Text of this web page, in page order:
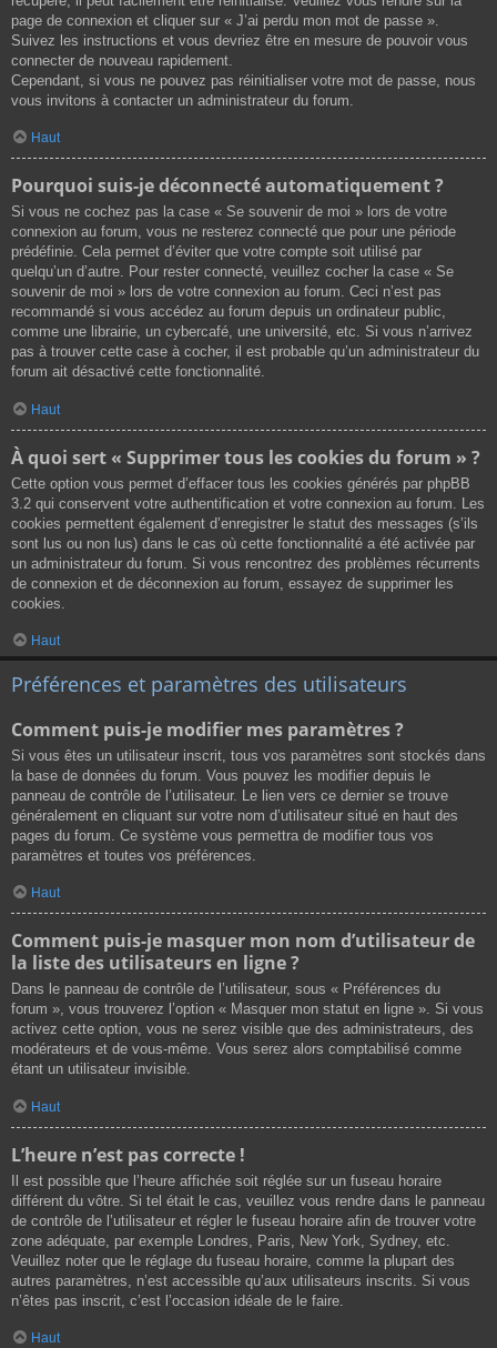
page de connexion et cliquer sur « J’ai perdu mon mot de passe ».
Suivez les instructions et vous devriez être en mesure de pouvoir vous
connecter de nouveau rapidement.
Cependant, si vous ne pouvez pas réinitialiser votre mot de passe, nous
vous invitons à contacter un administrateur du forum.
Haut
Pourquoi suis-je déconnecté automatiquement ?
Si vous ne cochez pas la case « Se souvenir de moi » lors de votre
connexion au forum, vous ne resterez connecté que pour une période
prédéfinie. Cela permet d’éviter que votre compte soit utilisé par
quelqu’un d’autre. Pour rester connecté, veuillez cocher la case « Se
souvenir de moi » lors de votre connexion au forum. Ceci n’est pas
recommandé si vous accédez au forum depuis un ordinateur public,
comme une librairie, un cybercafé, une université, etc. Si vous n’arrivez
pas à trouver cette case à cocher, il est probable qu’un administrateur du
forum ait désactivé cette fonctionnalité.
Haut
À quoi sert « Supprimer tous les cookies du forum » ?
Cette option vous permet d’effacer tous les cookies générés par phpBB
3.2 qui conservent votre authentification et votre connexion au forum. Les
cookies permettent également d’enregistrer le statut des messages (s’ils
sont lus ou non lus) dans le cas où cette fonctionnalité a été activée par
un administrateur du forum. Si vous rencontrez des problèmes récurrents
de connexion et de déconnexion au forum, essayez de supprimer les
cookies.
Haut
Préférences et paramètres des utilisateurs
Comment puis-je modifier mes paramètres ?
Si vous êtes un utilisateur inscrit, tous vos paramètres sont stockés dans
la base de données du forum. Vous pouvez les modifier depuis le
panneau de contrôle de l’utilisateur. Le lien vers ce dernier se trouve
généralement en cliquant sur votre nom d’utilisateur situé en haut des
pages du forum. Ce système vous permettra de modifier tous vos
paramètres et toutes vos préférences.
Haut
Comment puis-je masquer mon nom d’utilisateur de
la liste des utilisateurs en ligne ?
Dans le panneau de contrôle de l’utilisateur, sous « Préférences du
forum », vous trouverez l’option « Masquer mon statut en ligne ». Si vous
activez cette option, vous ne serez visible que des administrateurs, des
modérateurs et de vous-même. Vous serez alors comptabilisé comme
étant un utilisateur invisible.
Haut
L’heure n’est pas correcte !
Il est possible que l’heure affichée soit réglée sur un fuseau horaire
différent du vôtre. Si tel était le cas, veuillez vous rendre dans le panneau
de contrôle de l’utilisateur et régler le fuseau horaire afin de trouver votre
zone adéquate, par exemple Londres, Paris, New York, Sydney, etc.
Veuillez noter que le réglage du fuseau horaire, comme la plupart des
autres paramètres, n’est accessible qu’aux utilisateurs inscrits. Si vous
n’êtes pas inscrit, c’est l’occasion idéale de le faire.
Haut